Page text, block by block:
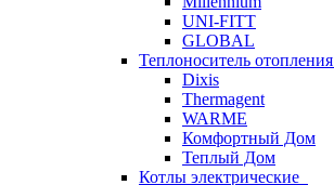
UNI-FITT
GLOBAL
Теплоноситель отопления
Dixis
Thermagent
WARME
Комфортный Дом
Теплый Дом
Котлы электрические